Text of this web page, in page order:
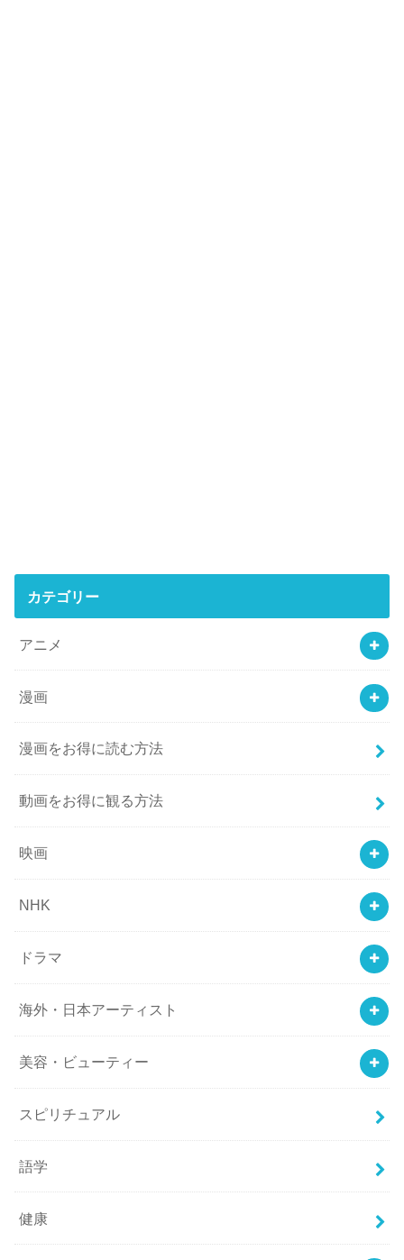
カテゴリー
アニメ
漫画
漫画をお得に読む方法
動画をお得に観る方法
映画
NHK
ドラマ
海外・日本アーティスト
美容・ビューティー
スピリチュアル
語学
健康